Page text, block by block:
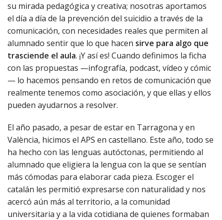
su mirada pedagógica y creativa; nosotras aportamos
el día a día de la prevención del suicidio a través de la
comunicación, con necesidades reales que permiten al
alumnado sentir que lo que hacen sirve para algo que
trasciende el aula. ¡Y así es! Cuando definimos la ficha
con las propuestas —infografía, podcast, vídeo y cómic
— lo hacemos pensando en retos de comunicación que
realmente tenemos como asociación, y que ellas y ellos
pueden ayudarnos a resolver.
El año pasado, a pesar de estar en Tarragona y en
València, hicimos el APS en castellano. Este año, todo se
ha hecho con las lenguas autóctonas, permitiendo al
alumnado que eligiera la lengua con la que se sentían
más cómodas para elaborar cada pieza. Escoger el
catalán les permitió expresarse con naturalidad y nos
acercó aún más al territorio, a la comunidad
universitaria y a la vida cotidiana de quienes formaban